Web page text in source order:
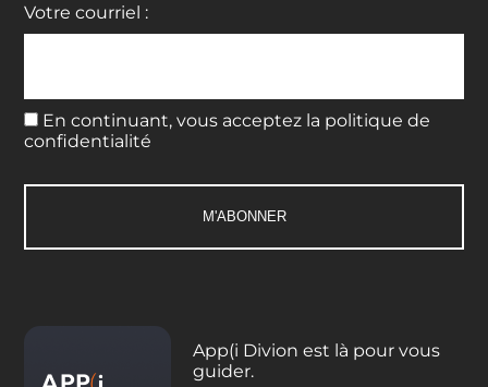
Votre courriel :
En continuant, vous acceptez la politique de
confidentialité
App(i Divion est là pour vous
guider.